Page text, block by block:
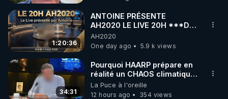
▶ 30 jours gratuit sur l’application de méditation et
de bien-être ENVOL :
Rendez-vous sur https://www.envol.app/code
le code : REGENERE
1:20:36
ANTOINE PRÉSENTE
AH2020 LE LIVE 20H ***DU
04/08/2026*** 📷LE
GRAND RÉVEIL EST EN
MARCHE 📷
AH2020
One day ago
5.9 k views
34:31
Pourquoi HAARP prépare en
réalité un CHAOS climatique,
on répond
La Puce à l'oreille
12 hours ago
354 views